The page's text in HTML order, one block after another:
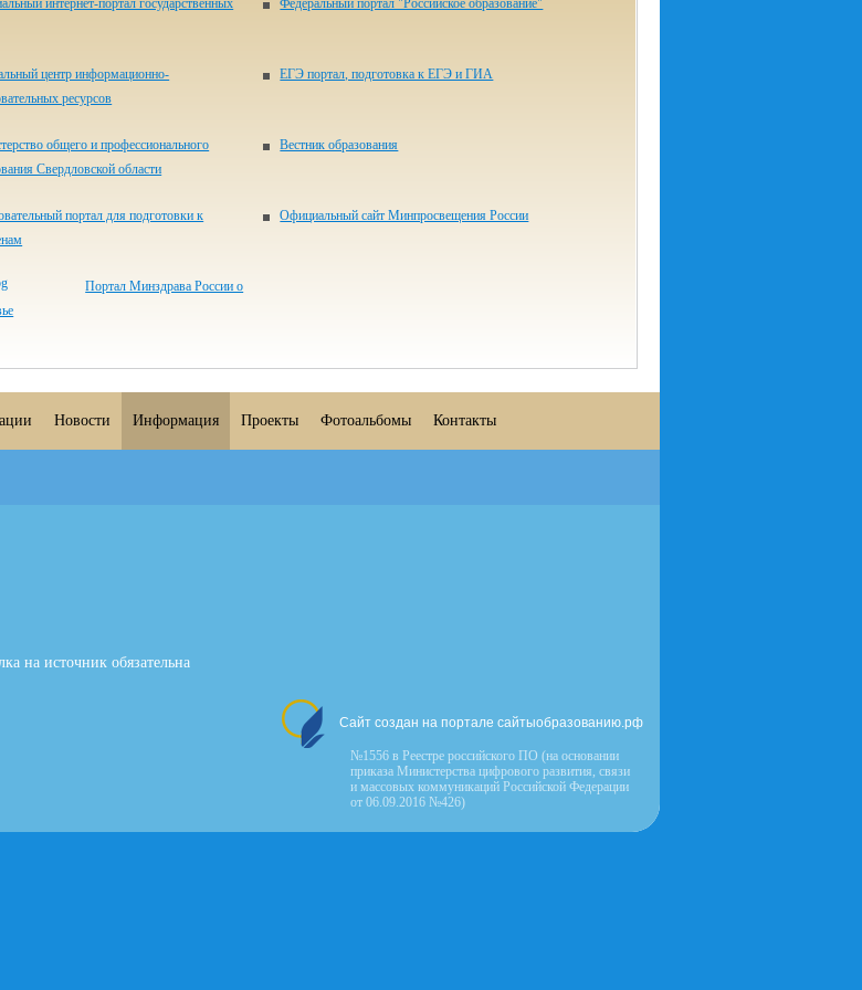
интернет-портал государственных
Федеральный портал "Российское образование"
центр информационно-
ресурсов
ЕГЭ портал, подготовка к ЕГЭ и ГИА
общего и профессионального
Свердловской области
Вестник образования
портал для подготовки к
Официальный сайт Минпросвещения России
Портал Минздрава России о
Новости Информация Проекты Фотоальбомы Контакты
на источник обязательна
Сайт создан на портале сайтыобразованию.рф
№1556 в Реестре российского ПО (на основании
приказа Министерства цифрового развития, связи
и массовых коммуникаций Российской Федерации
от 06.09.2016 №426)